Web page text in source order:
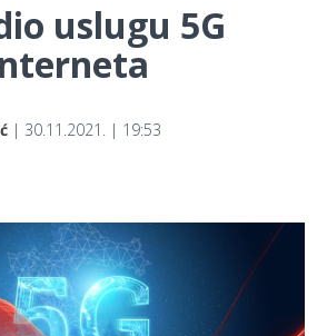
uslugu 5G
| 30.11.2021. | 19:53